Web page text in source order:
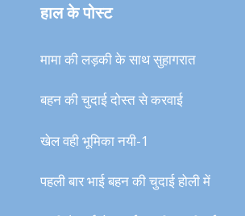
हाल के पोस्ट
मामा की लड़की के साथ सुहागरात
बहन की चुदाई दोस्त से करवाई
खेल वही भूमिका नयी-1
पहली बार भाई बहन की चुदाई होली में